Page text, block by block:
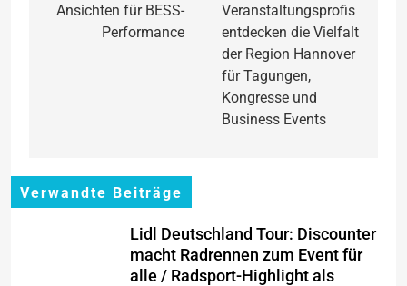
Ansichten für BESS-
Performance
Veranstaltungsprofis
entdecken die Vielfalt
der Region Hannover
für Tagungen,
Kongresse und
Business Events
Verwandte Beiträge
Lidl Deutschland Tour: Discounter
macht Radrennen zum Event für
alle / Radsport-Highlight als